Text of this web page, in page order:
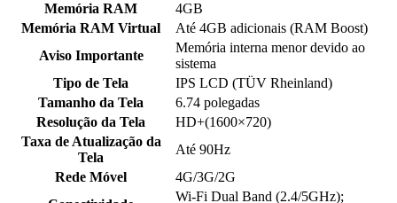
Memória RAM
4GB
Memória RAM Virtual
Até 4GB adicionais (RAM Boost)
Aviso Importante
Memória interna menor devido ao
sistema
Tipo de Tela
IPS LCD (TÜV Rheinland)
Tamanho da Tela
6.74 polegadas
Resolução da Tela
HD+(1600×720)
Taxa de Atualização da
Tela
Até 90Hz
Rede Móvel
4G/3G/2G
Wi-Fi Dual Band (2.4/5GHz);